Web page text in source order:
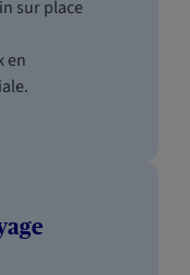
sur place
en